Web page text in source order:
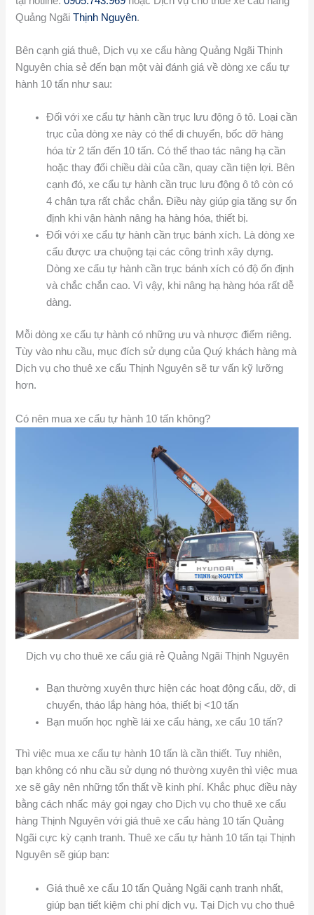
Quảng Ngãi Thịnh Nguyên.
Bên cạnh giá thuê, Dịch vụ xe cẩu hàng Quảng Ngãi Thịnh
Nguyên chia sẻ đến bạn một vài đánh giá về dòng xe cẩu tự
hành 10 tấn như sau:
Đối với xe cẩu tự hành cần trục lưu động ô tô. Loại cần
trục của dòng xe này có thể di chuyển, bốc dỡ hàng
hóa từ 2 tấn đến 10 tấn. Có thể thao tác nâng hạ cần
hoặc thay đổi chiều dài của cần, quay cần tiện lợi. Bên
cạnh đó, xe cẩu tự hành cần trục lưu động ô tô còn có
4 chân tựa rất chắc chắn. Điều này giúp gia tăng sự ổn
định khi vận hành nâng hạ hàng hóa, thiết bị.
Đối với xe cẩu tự hành cần trục bánh xích. Là dòng xe
cẩu được ưa chuộng tại các công trình xây dựng.
Dòng xe cẩu tự hành cần trục bánh xích có độ ổn định
và chắc chắn cao. Vì vậy, khi nâng hạ hàng hóa rất dễ
dàng.
Mỗi dòng xe cẩu tự hành có những ưu và nhược điểm riêng.
Tùy vào nhu cầu, mục đích sử dụng của Quý khách hàng mà
Dịch vụ cho thuê xe cẩu Thịnh Nguyên sẽ tư vấn kỹ lưỡng
hơn.
Có nên mua xe cẩu tự hành 10 tấn không?
Dịch vụ cho thuê xe cẩu giá rẻ Quảng Ngãi Thịnh Nguyên
Bạn thường xuyên thực hiện các hoạt động cẩu, dỡ, di
chuyển, tháo lắp hàng hóa, thiết bị <10 tấn
Bạn muốn học nghề lái xe cẩu hàng, xe cẩu 10 tấn?
Thì việc mua xe cẩu tự hành 10 tấn là cần thiết. Tuy nhiên,
bạn không có nhu cầu sử dụng nó thường xuyên thì việc mua
xe sẽ gây nên những tổn thất về kinh phí. Khắc phục điều này
bằng cách nhấc máy gọi ngay cho Dịch vụ cho thuê xe cẩu
hàng Thịnh Nguyên với giá thuê xe cẩu hàng 10 tấn Quảng
Ngãi cực kỳ cạnh tranh. Thuê xe cẩu tự hành 10 tấn tại Thịnh
Nguyên sẽ giúp bạn:
Giá thuê xe cẩu 10 tấn Quảng Ngãi cạnh tranh nhất,
giúp bạn tiết kiệm chi phí dịch vụ. Tại Dịch vụ cho thuê